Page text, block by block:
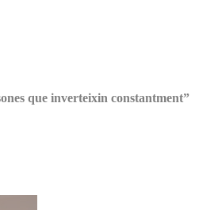
que inverteixin constantment”